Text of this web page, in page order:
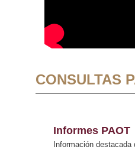
CONSULTAS
Informes PAOT
Información